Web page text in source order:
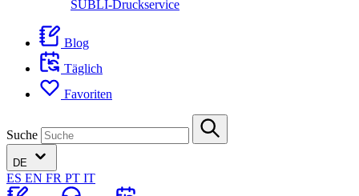
SUBLI-Druckservice
Blog
Täglich
Favoriten
Suche
DE
ES EN FR PT IT